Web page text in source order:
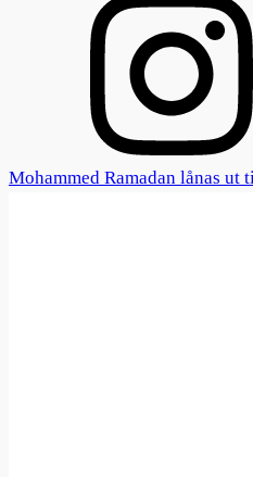
Mohammed Ramadan lånas